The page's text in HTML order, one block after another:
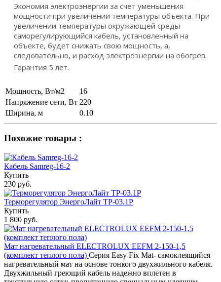
Экономия электроэнергии за счет уменьшения
мощности при увеличении температуры объекта. При
увеличении температуры окружающей среды
саморегулирующийся кабель, установленный на
объекте, будет снижать свою мощность, а,
следовательно, и расход электроэнергии на обогрев.
Гарантия 5 лет.
Мощность, Вт/м2
16
Напряжение сети, Вт 220
Ширина, м
0.10
Похожие товары :
Кабель Samreg-16-2
Купить
230 руб.
Терморегулятор ЭнергоЛайт ТР-03.1Р
Купить
1 800 руб.
Мат нагревательный ELECTROLUX EEFM 2-150-1,5
(комплект теплого пола) Серия Easy Fix Mat- самоклеящийся
нагревательный мат на основе тонкого двухжильного кабеля.
Двухжильный греющий кабель надежно вплетен в